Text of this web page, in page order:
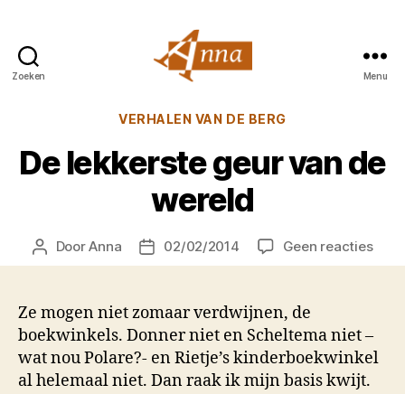
Zoeken
van
Menu
Categorieën
VERHALEN VAN DE BERG
De lekkerste geur van de
wereld
Berichtauteur
DoorAnna Berichtdatum
02/02/2014 Geen reactiesop
De
Ze mogen niet zomaar verdwijnen, de
boekwinkels. Donner niet en Scheltema niet –
wat nou Polare?- en Rietje’s kinderboekwinkel
al helemaal niet. Dan raak ik mijn basis kwijt.